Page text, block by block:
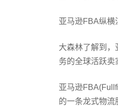
亚马逊FBA纵横
大森林了解到
务的全球活跃卖
亚马逊
的一条龙式物